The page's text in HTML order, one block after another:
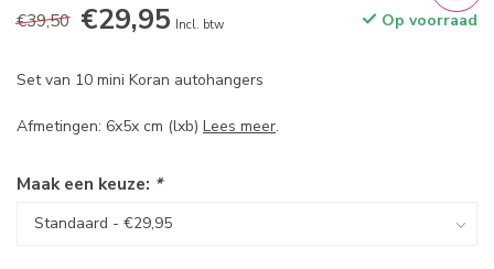
€39,50 €29,95 Incl. btw Op voorraad
Set van 10 mini Koran autohangers
Afmetingen: 6x5x cm (lxb) Lees meer.
Maak een keuze: *